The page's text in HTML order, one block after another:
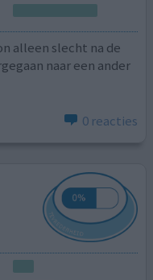
alleen slecht na de
naar een ander
0 reacties